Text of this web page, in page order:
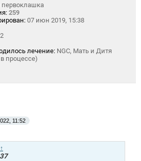
первоклашка
259
07 июн 2019, 15:38
2
лечение: NGC, Мать и Дитя
в процессе)
11:52
↑